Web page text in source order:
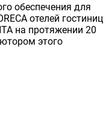
обеспечения для
отелей гостиниц
на протяжении 20
этого